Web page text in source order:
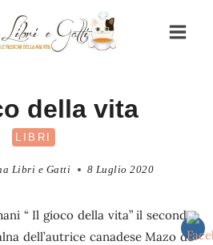
della vita
LIBRI
Libri e Gatti 8 Luglio 2020
“ Il gioco della vita” il secondo
dell’autrice canadese Mazo de